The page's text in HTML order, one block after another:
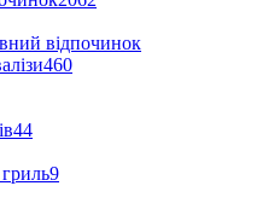
відпочинок
460
44
9